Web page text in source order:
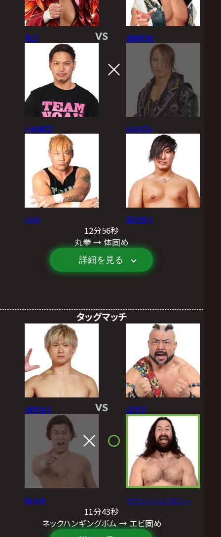
拳王
小峠篤司
Hi69
VS 遠藤哲哉
HAYATA
菊池悠斗
12分56秒
丸拳 → 体固め
詳細を見る
タッグマッチ
清宮海斗
晴斗希
VS 征矢学
サクソン・ハックスリー
11分43秒
ネックハンギングボム → エビ固め